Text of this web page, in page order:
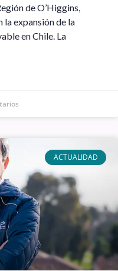
de O’Higgins,
la expansión de la
en Chile. La
ACTUALIDAD